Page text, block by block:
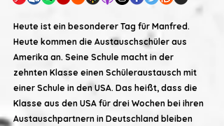
Heute ist ein besonderer Tag für Manfred.
Heute kommen die Austauschschüler aus
Amerika an. Seine Schule macht in der
zehnten Klasse einen Schüleraustausch mit
einer Schule in den USA. Das heißt, dass die
Klasse aus den USA für drei Wochen bei ihren
Austauschpartnern in Deutschland bleiben